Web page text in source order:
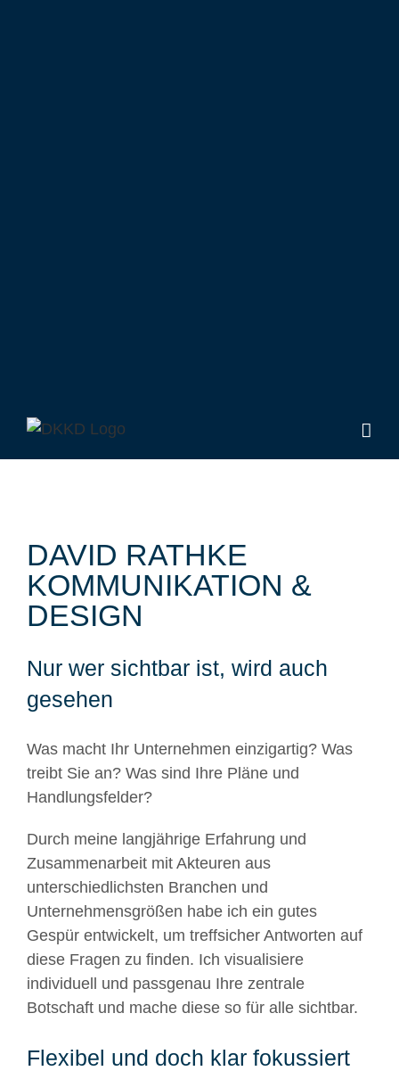
DAVID RATHKE
KOMMUNIKATION &
DESIGN
Nur wer sichtbar ist, wird auch
gesehen
Was macht Ihr Unternehmen einzigartig? Was
treibt Sie an? Was sind Ihre Pläne und
Handlungsfelder?
Durch meine langjährige Erfahrung und
Zusammenarbeit mit Akteuren aus
unterschiedlichsten Branchen und
Unternehmensgrößen habe ich ein gutes
Gespür entwickelt, um treffsicher Antworten auf
diese Fragen zu finden. Ich visualisiere
individuell und passgenau Ihre zentrale
Botschaft und mache diese so für alle sichtbar.
Flexibel und doch klar fokussiert